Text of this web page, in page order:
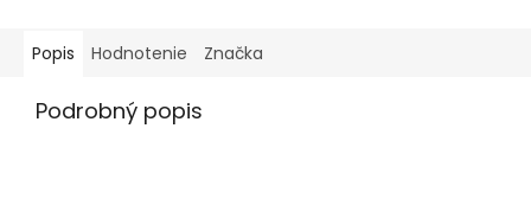
Popis Hodnotenie Značka
Podrobný popis